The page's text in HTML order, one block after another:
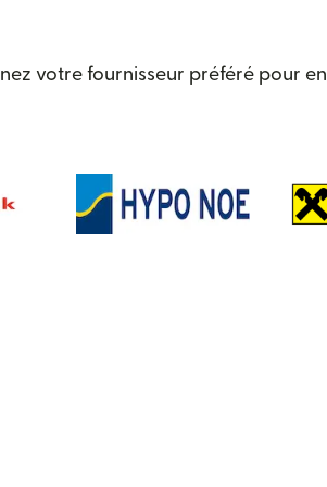
votre fournisseur préféré pour en